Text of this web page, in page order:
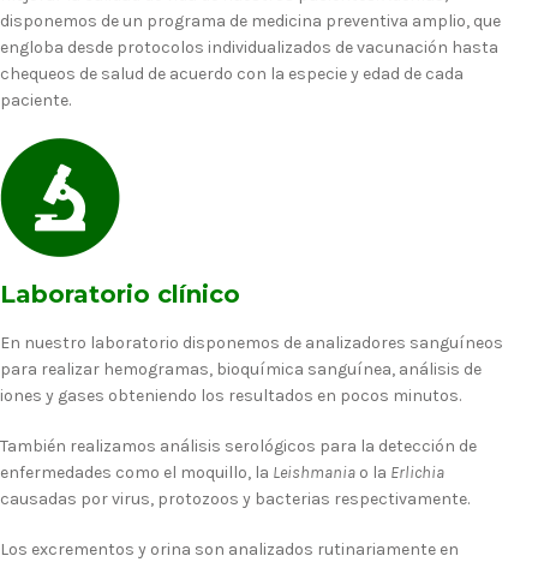
disponemos de un programa de medicina preventiva amplio, que
engloba desde protocolos individualizados de vacunación hasta
chequeos de salud de acuerdo con la especie y edad de cada
paciente.
Laboratorio clínico
En nuestro laboratorio disponemos de analizadores sanguíneos
para realizar hemogramas, bioquímica sanguínea, análisis de
iones y gases obteniendo los resultados en pocos minutos.
También realizamos análisis serológicos para la detección de
enfermedades como el moquillo, la Leishmania o la Erlichia
causadas por virus, protozoos y bacterias respectivamente.
Los excrementos y orina son analizados rutinariamente en